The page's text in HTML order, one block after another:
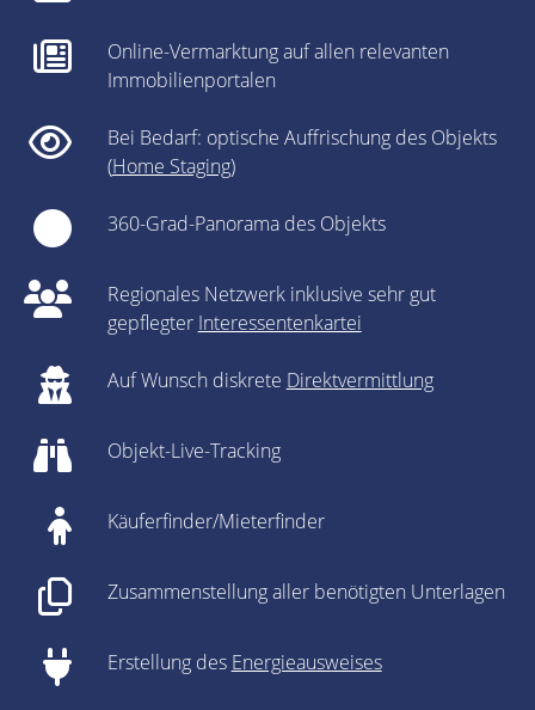
Online-Vermarktung auf allen relevanten
Immobilienportalen
Bei Bedarf: optische Auffrischung des Objekts
(Home Staging)
360-Grad-Panorama des Objekts
Regionales Netzwerk inklusive sehr gut
gepflegter Interessentenkartei
Auf Wunsch diskrete Direktvermittlung
Objekt-Live-Tracking
Käuferfinder/Mieterfinder
Zusammenstellung aller benötigten Unterlagen
Erstellung des Energieausweises